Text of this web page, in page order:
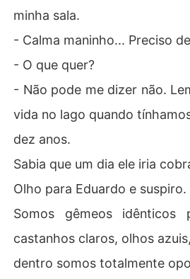
minha sala.
- Calma maninho... Preciso
- O que quer?
- Não pode me dizer não.
vida no lago quando
dez anos.
Sabia que um dia ele iria
Olho para Eduardo e suspiro.
Somos gêmeos idênticos
castanhos claros, olhos
dentro somos totalmente